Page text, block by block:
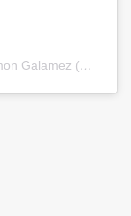
Ein Beitrag geteilt von SurfKiteSchool - Simon Galamez (@siargaokite)